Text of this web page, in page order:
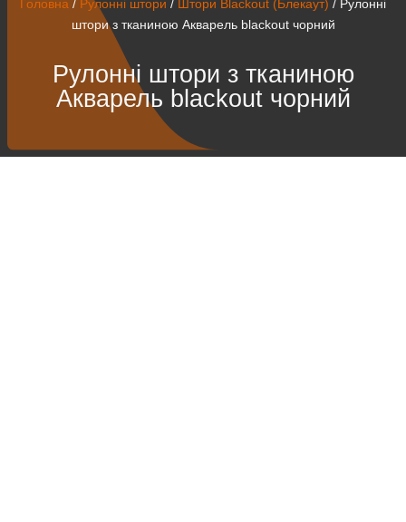
Головна / Рулонні штори / Штори Blackout (Блекаут) / Рулонні
штори з тканиною Акварель blackout чорний
Рулонні штори з тканиною
Акварель blackout чорний